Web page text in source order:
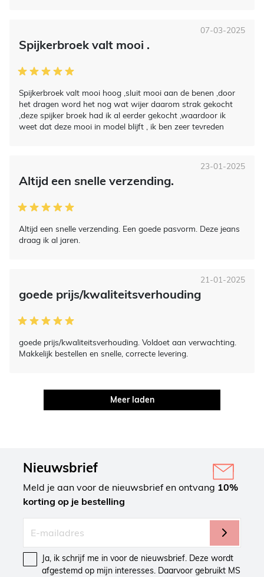
Spijkerbroek valt mooi .
Spijkerbroek valt mooi hoog ,sluit mooi aan de benen ,door
het dragen word het nog wat wijer daarom strak gekocht
,deze spijker broek had ik al eerder gekocht ,waardoor ik
weet dat deze mooi in model blijft , ik ben zeer tevreden
07-03-2025
Altijd een snelle verzending.
Altijd een snelle verzending. Een goede pasvorm. Deze jeans
draag ik al jaren.
23-01-2025
goede prijs/kwaliteitsverhouding
goede prijs/kwaliteitsverhouding. Voldoet aan verwachting.
Makkelijk bestellen en snelle, correcte levering.
21-01-2025
Meer laden
Nieuwsbrief
Meld je aan voor de nieuwsbrief en ontvang 10%
korting op je bestelling
Ja, ik schrijf me in voor de nieuwsbrief. Deze wordt
afgestemd op mijn interesses. Daarvoor gebruikt MS